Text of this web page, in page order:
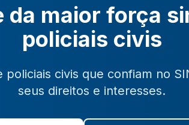
da maior força
policiais civis
civis que confiam no
seus direitos e interesses.